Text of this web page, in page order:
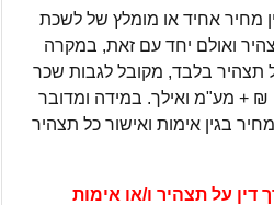
מחיר אחיד או מומלץ של לשכת
ואולם יחד עם זאת, במקרה
תצהיר בלבד, מקובל לגבות שכר
טרחת עו"ד שנע בין כ - 150 ₪ + מע"מ ואילך. במידה ומדובר
בגין אימות ואישור כל תצהיר
על תצהיר ו/או אימות